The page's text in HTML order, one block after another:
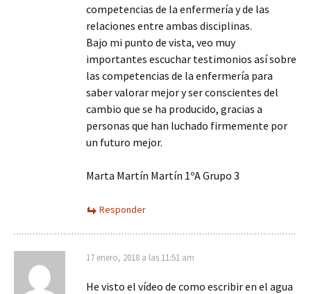
competencias de la enfermería y de las
relaciones entre ambas disciplinas.
Bajo mi punto de vista, veo muy
importantes escuchar testimonios así sobre
las competencias de la enfermería para
saber valorar mejor y ser conscientes del
cambio que se ha producido, gracias a
personas que han luchado firmemente por
un futuro mejor.
Marta Martín Martín 1ºA Grupo 3
Responder
17 enero, 2018 a las 11:51 am
He visto el vídeo de como escribir en el agua